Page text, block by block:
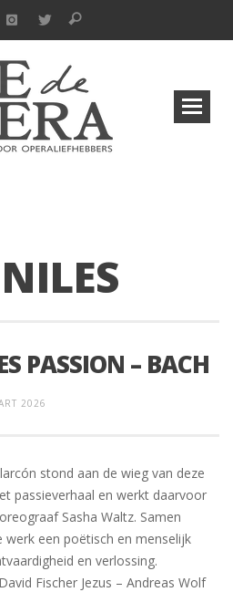
PASSION – BACH
2026
stond aan de wieg van deze
passieverhaal en werkt daarvoor
Sasha Waltz. Samen
een poëtisch en menselijk
en verlossing.
Fischer Jezus – Andreas Wolf